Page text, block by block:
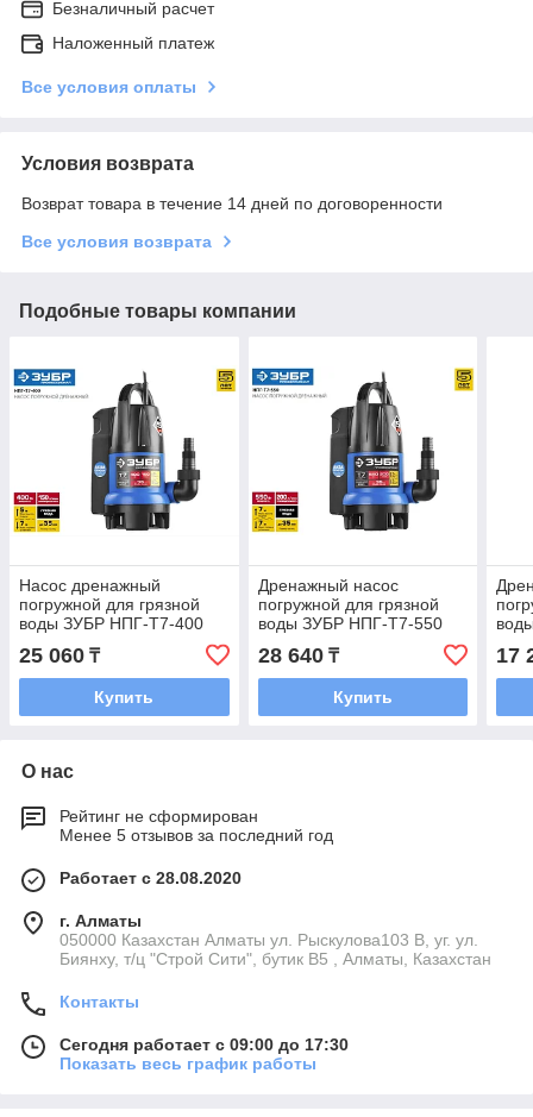
Безналичный расчет
Наложенный платеж
Все условия оплаты
Условия возврата
Возврат товара в течение 14 дней по договоренности
Все условия возврата
Подобные товары компании
Насос дренажный
погружной для грязной
воды ЗУБР НПГ-Т7-400
25 060 ₸
Купить
Дренажный насос
погружной для грязной
воды ЗУБР НПГ-Т7-550
28 640₸
Купить
17
О нас
Рейтинг не сформирован
Менее 5 отзывов за последний год
Работает с 28.08.2020
г. Алматы
050000 Казахстан Алматы ул. Рыскулова103 В, уг. ул.
Биянху, т/ц "Строй Сити", бутик В5 , Алматы, Казахстан
Контакты
Сегодня работает с 09:00 до 17:30
Показать весь график работы